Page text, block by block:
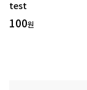
test
100원